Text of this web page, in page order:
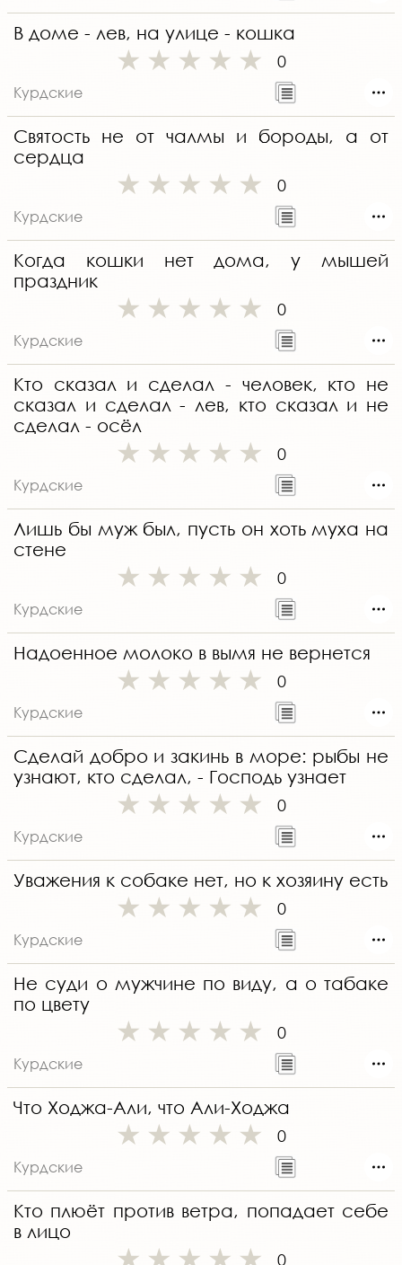
В доме - лев, на улице - кошка
0
Курдские
Святость не от чалмы и бороды, а от
сердца
0
Курдские
Когда кошки нет дома, у мышей
праздник
0
Курдские
Кто сказал и сделал - человек, кто не
сказал и сделал - лев, кто сказал и не
сделал - осёл
0
Курдские
Лишь бы муж был, пусть он хоть муха на
стене
0
Курдские
Надоенное молоко в вымя не вернется
0
Курдские
Сделай добро и закинь в море: рыбы не
узнают, кто сделал, - Господь узнает
0
Курдские
Уважения к собаке нет, но к хозяину есть
0
Курдские
Не суди о мужчине по виду, а о табаке
по цвету
0
Курдские
Что Ходжа-Али, что Али-Ходжа
0
Курдские
Кто плюёт против ветра, попадает себе
в лицо
0